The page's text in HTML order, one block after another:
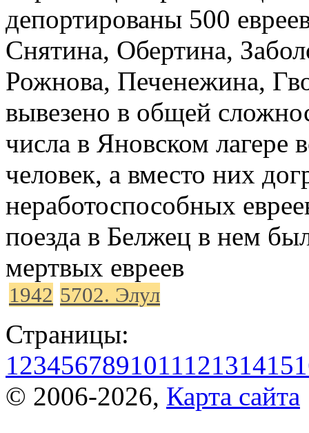
депортированы 500
Снятина, Обертина,
Рожнова, Печенежина,
вывезено в общей
числа в Яновском лагере
человек, а вместо них
неработоспособных
поезда в Белжец в нем
мертвых евреев
1942 5702. Элул
Страницы:
123456789101112131415
© 2006-2026, Карта сайта